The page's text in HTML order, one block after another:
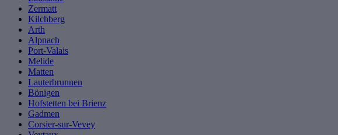
Zermatt
Kilchberg
Arth
Alpnach
Port-Valais
Melide
Matten
Lauterbrunnen
Bönigen
Hofstetten bei Brienz
Gadmen
Corsier-sur-Vevey